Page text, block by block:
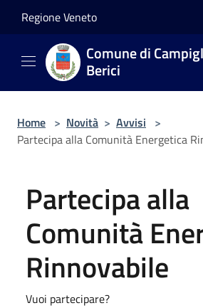
Regione Veneto
Comune di
Berici
Home > Novità > Avvisi >
Partecipa alla Comunità Energetica
Partecipa alla
Comunità
Rinnovabile
Vuoi partecipare?